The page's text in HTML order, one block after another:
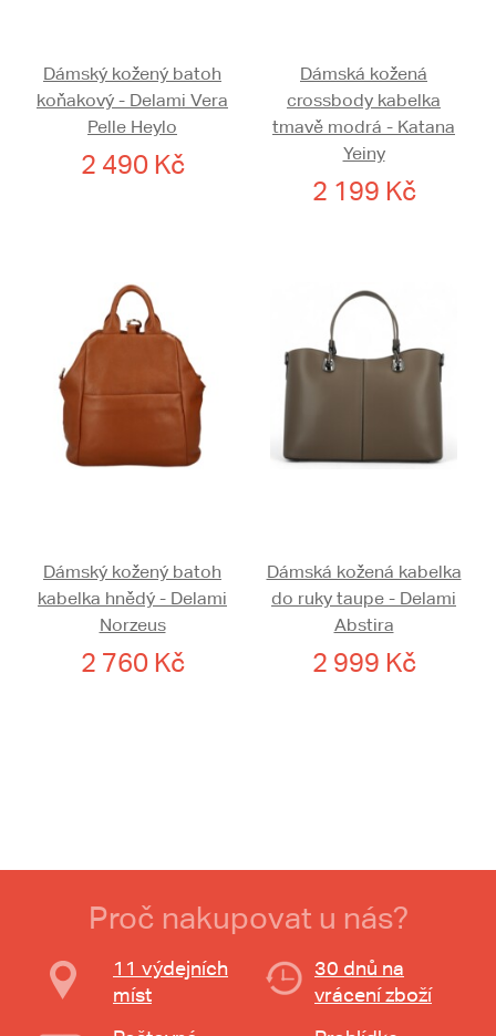
Dámský kožený batoh
koňakový - Delami Vera
Pelle Heylo
2 490 Kč
Dámská kožená
crossbody kabelka
tmavě modrá - Katana
Yeiny
2 199 Kč
Dámský kožený batoh
kabelka hnědý - Delami
Norzeus
2 760 Kč
Dámská kožená kabelka
do ruky taupe - Delami
Abstira
2 999 Kč
Proč nakupovat u nás?
11 výdejních
míst
30 dnů na
vrácení zboží